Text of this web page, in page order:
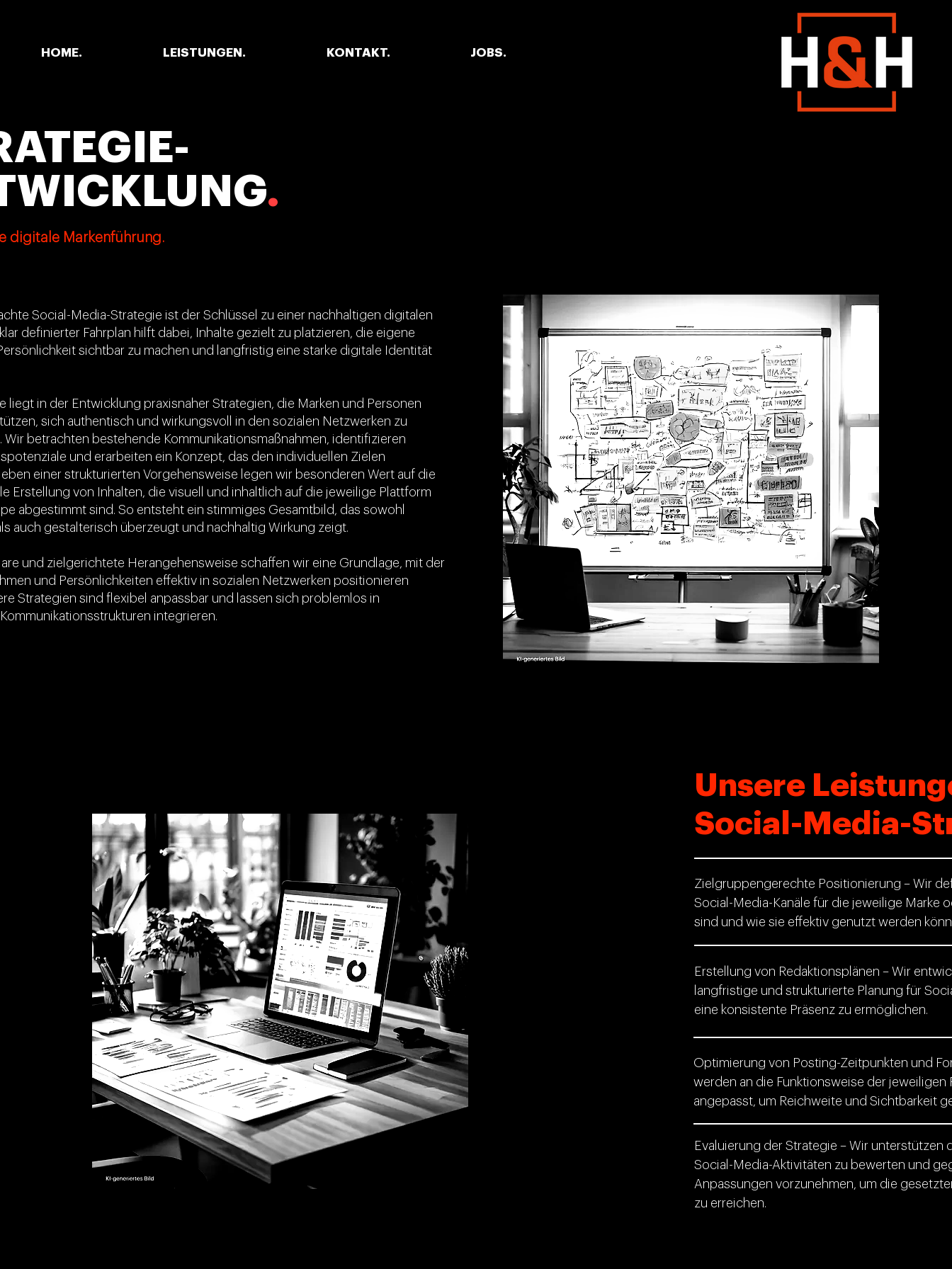
HOME. LEISTUNGEN. KONTAKT. JOBS.
.
digitale Markenführung.
Social-Media-Strategie ist der Schlüssel zu einer nachhaltigen digitalen
definierter Fahrplan hilft dabei, Inhalte gezielt zu platzieren, die eigene
sichtbar zu machen und langfristig eine starke digitale Identität
liegt in der Entwicklung praxisnaher Strategien, die Marken und Personen
sich authentisch und wirkungsvoll in den sozialen Netzwerken zu
Wir betrachten bestehende Kommunikationsmaßnahmen, identifizieren
und erarbeiten ein Konzept, das den individuellen Zielen
einer strukturierten Vorgehensweise legen wir besonderen Wert auf die
Erstellung von Inhalten, die visuell und inhaltlich auf die jeweilige Plattform
abgestimmt sind. So entsteht ein stimmiges Gesamtbild, das sowohl
auch gestalterisch überzeugt und nachhaltig Wirkung zeigt.
und zielgerichtete Herangehensweise schaffen wir eine Grundlage, mit der
und Persönlichkeiten effektiv in sozialen Netzwerken positionieren
Strategien sind flexibel anpassbar und lassen sich problemlos in
integrieren.
Unsere
Social-Media-
Zielgruppengerechte Positionierung – Wir
Social-Media-Kanäle für die jeweilige Marke
sind und wie sie effektiv genutzt werden
Erstellung von Redaktionsplänen – Wir
langfristige und strukturierte Planung für
eine konsistente Präsenz zu ermöglichen.
Optimierung von Posting-Zeitpunkten und
werden an die Funktionsweise der jeweiligen
angepasst, um Reichweite und Sichtbarkeit
Evaluierung der Strategie – Wir unterstützen
Social-Media-Aktivitäten zu bewerten und
Anpassungen vorzunehmen, um die
zu erreichen.